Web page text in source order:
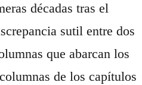
décadas tras el
sutil entre dos
que abarcan los
de los capítulos